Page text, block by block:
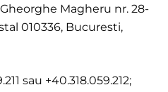
Magheru nr. 28-
010336, Bucuresti,
sau +40.318.059.212;